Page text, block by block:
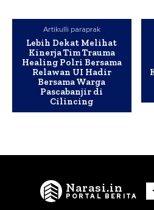
Artikulli paraprak
Lebih Dekat Melihat
Kinerja Tim Trauma
Healing Polri Bersama
Relawan UI Hadir
Bersama Warga
Pascabanjir di
Cilincing
Narasi.in
PORTAL BERITA